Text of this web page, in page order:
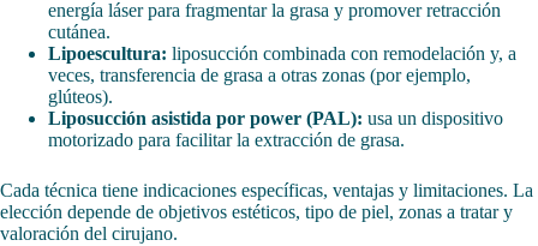
energía láser para fragmentar la grasa y promover retracción
cutánea.
Lipoescultura: liposucción combinada con remodelación y, a
veces, transferencia de grasa a otras zonas (por ejemplo,
glúteos).
Liposucción asistida por power (PAL): usa un dispositivo
motorizado para facilitar la extracción de grasa.
Cada técnica tiene indicaciones específicas, ventajas y limitaciones. La
elección depende de objetivos estéticos, tipo de piel, zonas a tratar y
valoración del cirujano.